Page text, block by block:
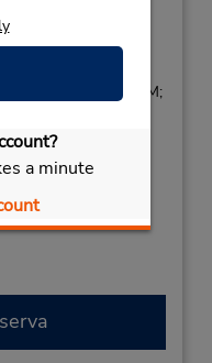
a minute
Fri 8:00 AM - 9:00 PM;
de locação está